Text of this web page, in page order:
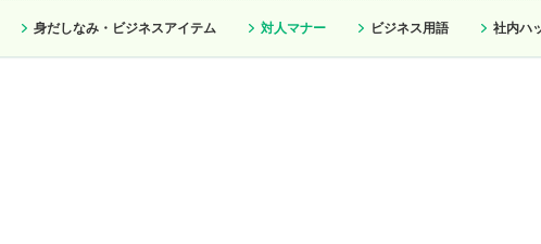
身だしなみ・ビジネスアイテム 対人マナー ビジネス用語 社内ハ